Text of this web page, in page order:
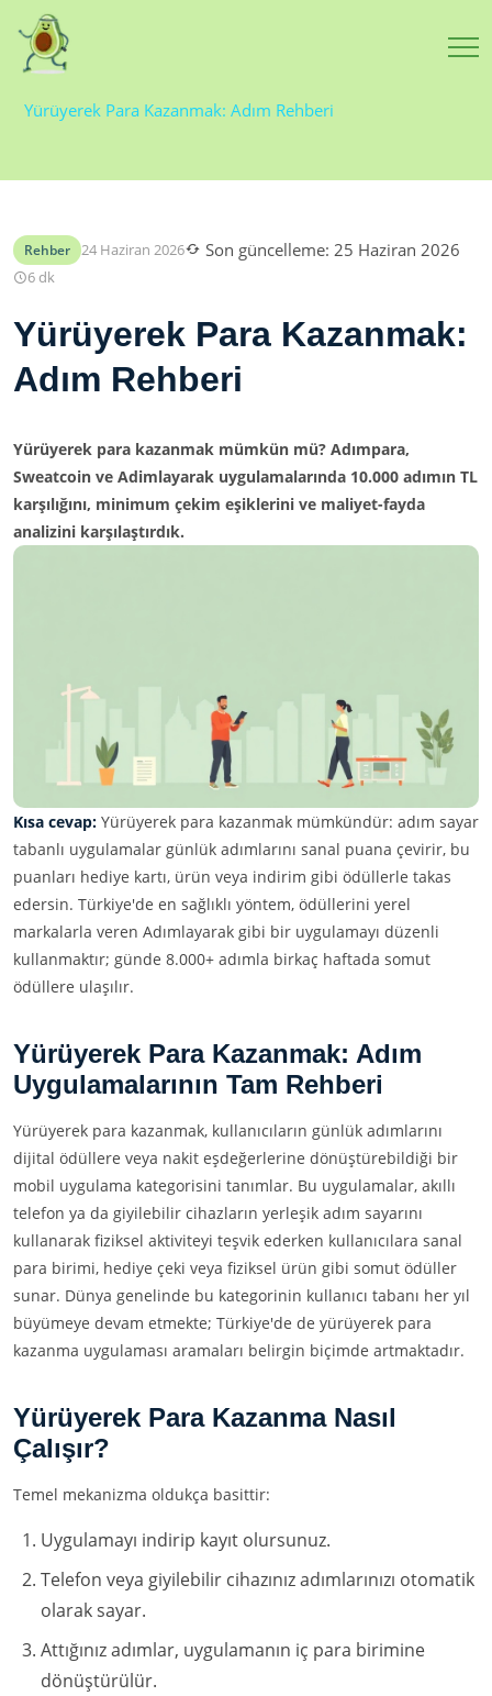
Ana Sayfa
Yürüyerek Para Kazanmak: Adım Rehberi
Rehber 24 Haziran 2026 Son güncelleme: 25 Haziran 2026
6 dk
Yürüyerek Para Kazanmak:
Adım Rehberi
Yürüyerek para kazanmak mümkün mü? Adımpara,
Sweatcoin ve Adimlayarak uygulamalarında 10.000 adımın TL
karşılığını, minimum çekim eşiklerini ve maliyet-fayda
analizini karşılaştırdık.
Kısa cevap: Yürüyerek para kazanmak mümkündür: adım sayar
tabanlı uygulamalar günlük adımlarını sanal puana çevirir, bu
puanları hediye kartı, ürün veya indirim gibi ödüllerle takas
edersin. Türkiye'de en sağlıklı yöntem, ödüllerini yerel
markalarla veren Adımlayarak gibi bir uygulamayı düzenli
kullanmaktır; günde 8.000+ adımla birkaç haftada somut
ödüllere ulaşılır.
Yürüyerek Para Kazanmak: Adım
Uygulamalarının Tam Rehberi
Yürüyerek para kazanmak, kullanıcıların günlük adımlarını
dijital ödüllere veya nakit eşdeğerlerine dönüştürebildiği bir
mobil uygulama kategorisini tanımlar. Bu uygulamalar, akıllı
telefon ya da giyilebilir cihazların yerleşik adım sayarını
kullanarak fiziksel aktiviteyi teşvik ederken kullanıcılara sanal
para birimi, hediye çeki veya fiziksel ürün gibi somut ödüller
sunar. Dünya genelinde bu kategorinin kullanıcı tabanı her yıl
büyümeye devam etmekte; Türkiye'de de yürüyerek para
kazanma uygulaması aramaları belirgin biçimde artmaktadır.
Yürüyerek Para Kazanma Nasıl
Çalışır?
Temel mekanizma oldukça basittir:
Uygulamayı indirip kayıt olursunuz.
Telefon veya giyilebilir cihazınız adımlarınızı otomatik
olarak sayar.
Attığınız adımlar, uygulamanın iç para birimine
dönüştürülür.